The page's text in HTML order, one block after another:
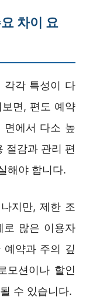
차이 요
각각 특성이 다
면, 편도 예약
면에서 다소 높
절감과 관리 편
해야 합니다.
지만, 제한 조
로 많은 이용자
예약과 주의 깊
모션이나 할인
수 있습니다.